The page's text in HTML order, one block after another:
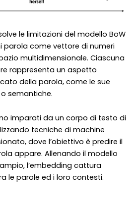
le limitazioni del modello BoW
parola come vettore di numeri
multidimensionale. Ciascuna
rappresenta un aspetto
della parola, come le sue
semantiche.
imparati da un corpo di testo di
tecniche di machine
dove l’obiettivo è predire il
appare. Allenando il modello
l’embedding cattura
le parole ed i loro contesti.